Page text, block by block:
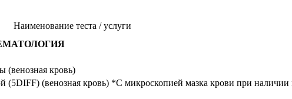
Наименование теста / услуги
(венозная кровь)
(венозная кровь) *С микроскопией мазка крови при наличии